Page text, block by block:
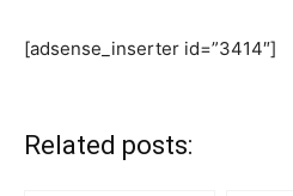
[adsense_inserter id=”3414″]
Related posts: